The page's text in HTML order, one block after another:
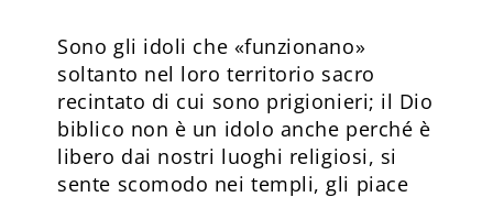
Sono gli idoli che «funzionano»
soltanto nel loro territorio sacro
recintato di cui sono prigionieri; il Dio
biblico non è un idolo anche perché è
libero dai nostri luoghi religiosi, si
sente scomodo nei templi, gli piace